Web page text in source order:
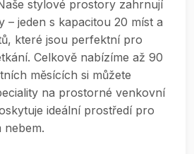
stylové prostory zahrnují
– jeden s kapacitou 20 míst a
které jsou perfektní pro
Celkově nabízíme až 90
měsících si můžete
na prostorné venkovní
ideální prostředí pro
nebem.